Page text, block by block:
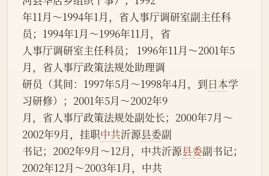
年11月～1994年1月，省人事厅调研室副主任科
员；1994年1月～1996年11月，省
人事厅调研室主任科员； 1996年11月～2001年5
月，省人事厅政策法规处助理调
研员（其间：1997年5月～1998年4月，到日本学
习研修）；2001年5月～2002年9
月，省人事厅政策法规处副处长；2000年7月～
2002年9月，挂职中共沂源县委副
书记；2002年9月～12月，中共沂源县委副书记；
2002年12月～2003年1月，中共